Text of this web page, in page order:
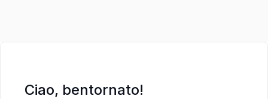
Ciao, bentornato!